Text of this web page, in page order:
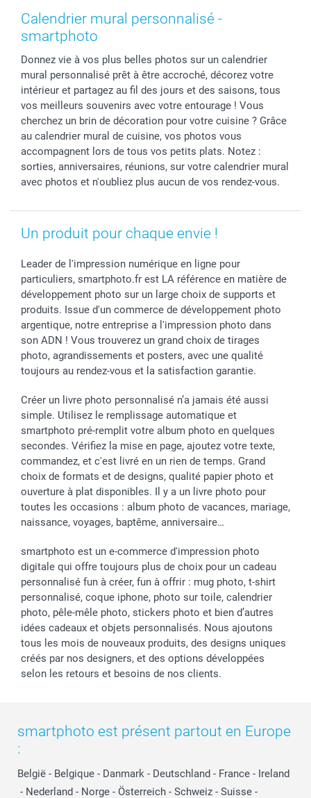
Coques smartphone
Stickers & Etiquettes
Dénicheur d'idées cadeau
Fête des Mères
Fête des Pères
Baptême
Toussaint
Rentrée des classes
Saint-Valentin
Vacances
Droit de rétraction
Plaintes
Gestion des cookies
Tarifs
Partenariats & Influence
Investisseurs
Aide
smartbonus
Livraison
Modes de paiement
Grandes quantités
Statut de ma commande
Calendrier mural personnalisé -
smartphoto
Donnez vie à vos plus belles photos sur un calendrier
mural personnalisé prêt à être accroché, décorez votre
intérieur et partagez au fil des jours et des saisons, tous
vos meilleurs souvenirs avec votre entourage ! Vous
cherchez un brin de décoration pour votre cuisine ? Grâce
au calendrier mural de cuisine, vos photos vous
accompagnent lors de tous vos petits plats. Notez :
sorties, anniversaires, réunions, sur votre calendrier mural
avec photos et n'oubliez plus aucun de vos rendez-vous.
Un produit pour chaque envie !
Leader de l'impression numérique en ligne pour
particuliers, smartphoto.fr est LA référence en matière de
développement photo sur un large choix de supports et
produits. Issue d'un commerce de développement photo
argentique, notre entreprise a l'impression photo dans
son ADN ! Vous trouverez un grand choix de tirages
photo, agrandissements et posters, avec une qualité
toujours au rendez-vous et la satisfaction garantie.
Créer un livre photo personnalisé n’a jamais été aussi
simple. Utilisez le remplissage automatique et
smartphoto pré-remplit votre album photo en quelques
secondes. Vérifiez la mise en page, ajoutez votre texte,
commandez, et c'est livré en un rien de temps. Grand
choix de formats et de designs, qualité papier photo et
ouverture à plat disponibles. Il y a un livre photo pour
toutes les occasions : album photo de vacances, mariage,
naissance, voyages, baptême, anniversaire…
smartphoto est un e-commerce d'impression photo
digitale qui offre toujours plus de choix pour un cadeau
personnalisé fun à créer, fun à offrir : mug photo, t-shirt
personnalisé, coque iphone, photo sur toile, calendrier
photo, pêle-mêle photo, stickers photo et bien d’autres
idées cadeaux et objets personnalisés. Nous ajoutons
tous les mois de nouveaux produits, des designs uniques
créés par nos designers, et des options développées
selon les retours et besoins de nos clients.
smartphoto est présent partout en Europe
:
België - Belgique - Danmark - Deutschland - France - Ireland
- Nederland - Norge - Österreich - Schweiz - Suisse -